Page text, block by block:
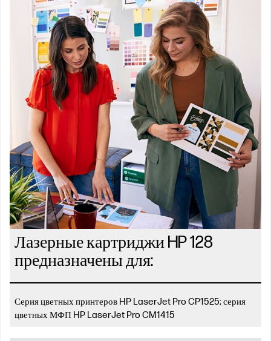
Лазерные картриджи HP 128
предназначены для:
Серия цветных принтеров HP LaserJet Pro CP1525; серия
цветных МФП HP LaserJet Pro CM1415